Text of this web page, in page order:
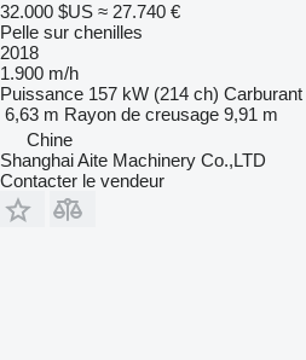
32.000 $US ≈ 27.740 €
Pelle sur chenilles
2018
1.900 m/h
Puissance 157 kW (214 ch) Carburant
6,63 m Rayon de creusage 9,91 m
Chine
Shanghai Aite Machinery Co.,LTD
Contacter le vendeur